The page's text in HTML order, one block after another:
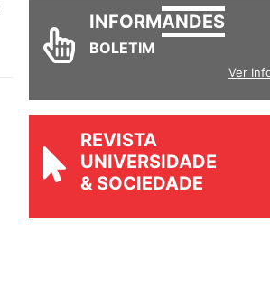
INFORMANDES
BOLETIM
Ver
REVISTA
UNIVERSIDADE
& SOCIEDADE